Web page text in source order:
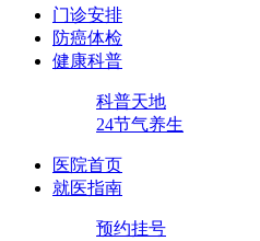
门诊安排
防癌体检
健康科普
科普天地
24节气养生
医院首页
就医指南
预约挂号